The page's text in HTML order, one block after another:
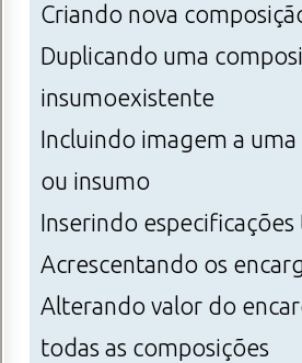
Criando nova
Duplicando uma
insumoexistente
Incluindo imagem a
ou insumo
Inserindo especificações
Acrescentando os
Alterando valor do
todas as composições